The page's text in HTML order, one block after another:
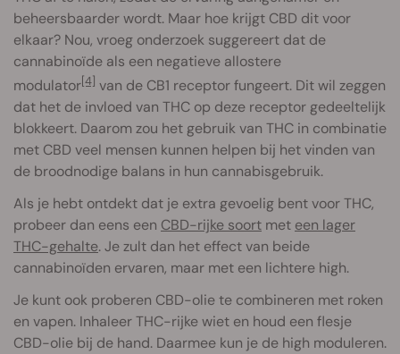
beheersbaarder wordt. Maar hoe krijgt CBD dit voor
elkaar? Nou, vroeg onderzoek suggereert dat de
cannabinoïde als een negatieve allostere
modulator[4] van de CB1 receptor fungeert. Dit wil zeggen
dat het de invloed van THC op deze receptor gedeeltelijk
blokkeert. Daarom zou het gebruik van THC in combinatie
met CBD veel mensen kunnen helpen bij het vinden van
de broodnodige balans in hun cannabisgebruik.
Als je hebt ontdekt dat je extra gevoelig bent voor THC,
probeer dan eens een CBD-rijke soort met een lager
THC-gehalte. Je zult dan het effect van beide
cannabinoïden ervaren, maar met een lichtere high.
Je kunt ook proberen CBD-olie te combineren met roken
en vapen. Inhaleer THC-rijke wiet en houd een flesje
CBD-olie bij de hand. Daarmee kun je de high moduleren.